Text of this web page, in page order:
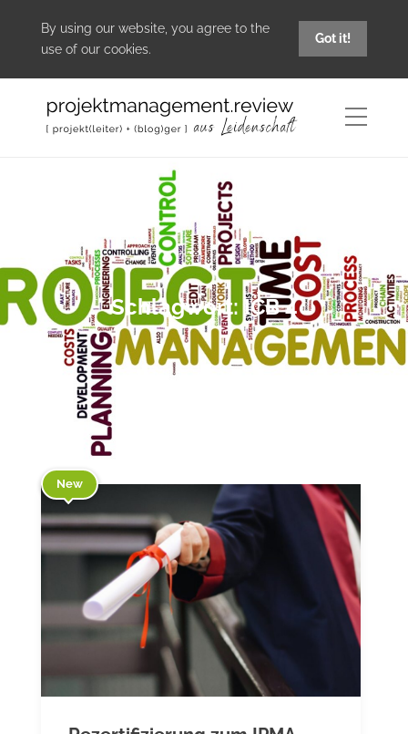
By using our website, you agree to the
use of our cookies.
Got it!
Schlagwort: ICB 4
New